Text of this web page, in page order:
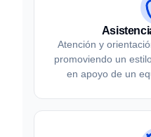
Atención y
promoviendo un
en apoyo de un